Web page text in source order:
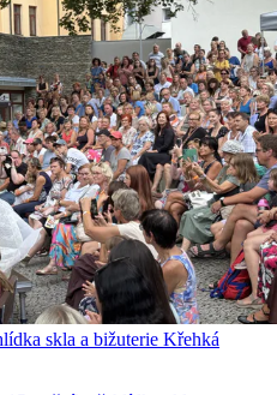
skla a bižuterie Křehká